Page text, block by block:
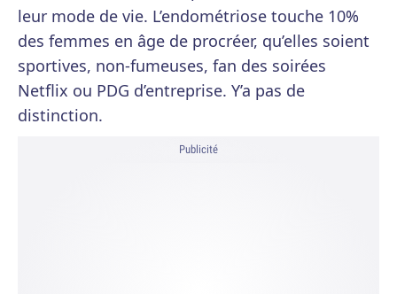
leur mode de vie. L’endométriose touche 10%
des femmes en âge de procréer, qu’elles soient
sportives, non-fumeuses, fan des soirées
Netflix ou PDG d’entreprise. Y’a pas de
distinction.
Publicité